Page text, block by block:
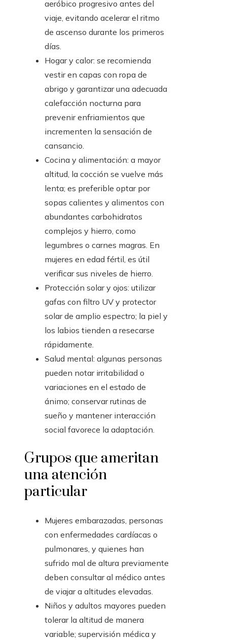
aeróbico progresivo antes del
viaje, evitando acelerar el ritmo
de ascenso durante los primeros
días.
Hogar y calor: se recomienda
vestir en capas con ropa de
abrigo y garantizar una adecuada
calefacción nocturna para
prevenir enfriamientos que
incrementen la sensación de
cansancio.
Cocina y alimentación: a mayor
altitud, la cocción se vuelve más
lenta; es preferible optar por
sopas calientes y alimentos con
abundantes carbohidratos
complejos y hierro, como
legumbres o carnes magras. En
mujeres en edad fértil, es útil
verificar sus niveles de hierro.
Protección solar y ojos: utilizar
gafas con filtro UV y protector
solar de amplio espectro; la piel y
los labios tienden a resecarse
rápidamente.
Salud mental: algunas personas
pueden notar irritabilidad o
variaciones en el estado de
ánimo; conservar rutinas de
sueño y mantener interacción
social favorece la adaptación.
Grupos que ameritan
una atención
particular
Mujeres embarazadas, personas
con enfermedades cardíacas o
pulmonares, y quienes han
sufrido mal de altura previamente
deben consultar al médico antes
de viajar a altitudes elevadas.
Niños y adultos mayores pueden
tolerar la altitud de manera
variable; supervisión médica y